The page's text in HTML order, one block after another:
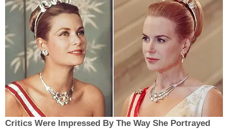
Critics Were Impressed By The Way She Portrayed